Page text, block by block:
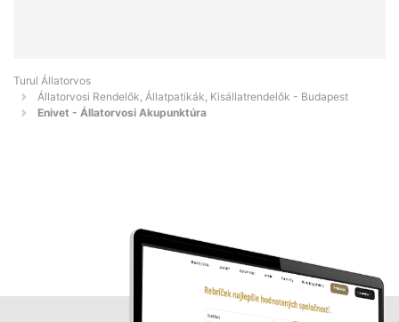
Turul Állatorvos
Állatorvosi Rendelők, Állatpatikák, Kisállatrendelők - Budapest
Enivet - Állatorvosi Akupunktúra